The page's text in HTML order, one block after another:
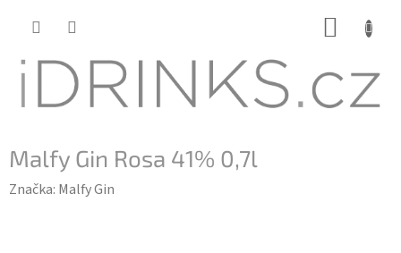
Malfy Gin Rosa 41% 0,7l
Značka: Malfy Gin